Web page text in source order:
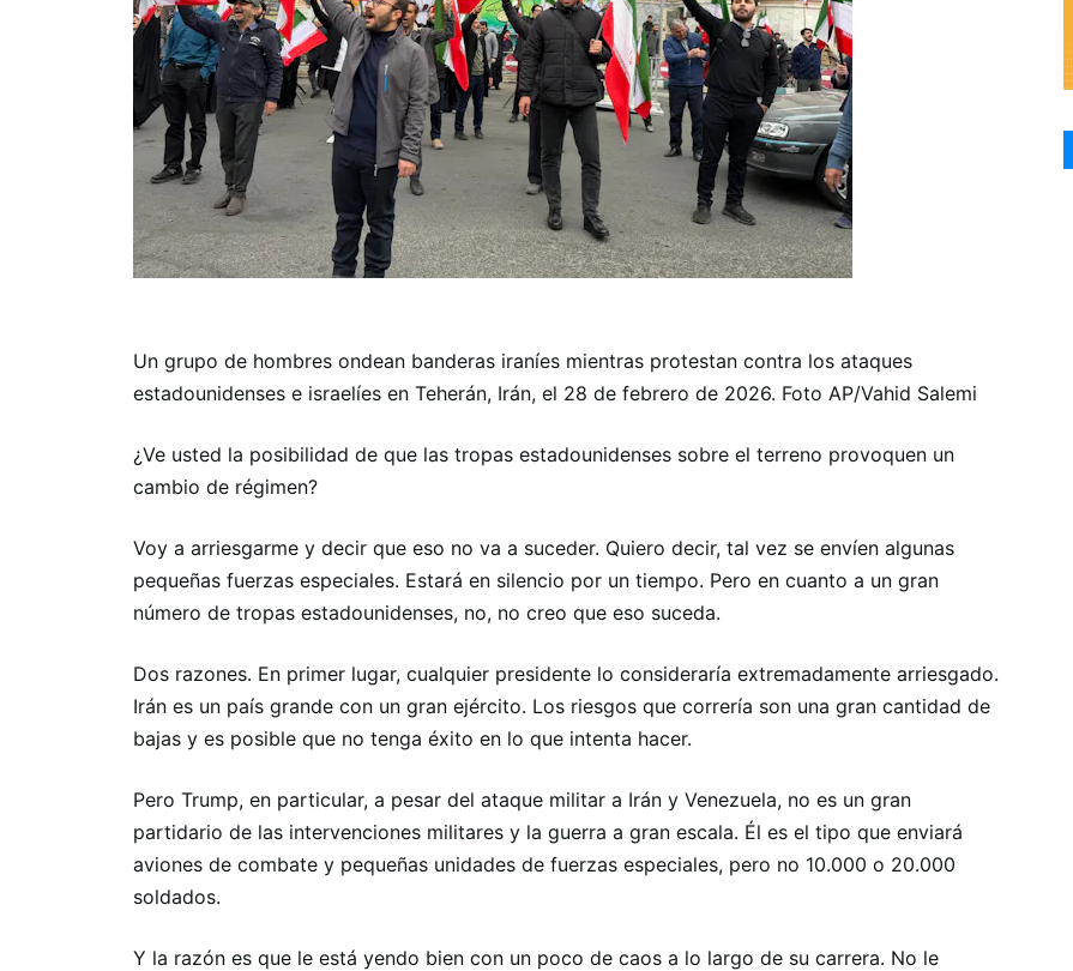
Un grupo de hombres ondean banderas iraníes mientras protestan contra los ataques
estadounidenses e israelíes en Teherán, Irán, el 28 de febrero de 2026. Foto AP/Vahid Salemi
¿Ve usted la posibilidad de que las tropas estadounidenses sobre el terreno provoquen un
cambio de régimen?
Voy a arriesgarme y decir que eso no va a suceder. Quiero decir, tal vez se envíen algunas
pequeñas fuerzas especiales. Estará en silencio por un tiempo. Pero en cuanto a un gran
número de tropas estadounidenses, no, no creo que eso suceda.
Dos razones. En primer lugar, cualquier presidente lo consideraría extremadamente arriesgado.
Irán es un país grande con un gran ejército. Los riesgos que correría son una gran cantidad de
bajas y es posible que no tenga éxito en lo que intenta hacer.
Pero Trump, en particular, a pesar del ataque militar a Irán y Venezuela, no es un gran
partidario de las intervenciones militares y la guerra a gran escala. Él es el tipo que enviará
aviones de combate y pequeñas unidades de fuerzas especiales, pero no 10.000 o 20.000
soldados.
Y la razón es que le está yendo bien con un poco de caos a lo largo de su carrera. No le